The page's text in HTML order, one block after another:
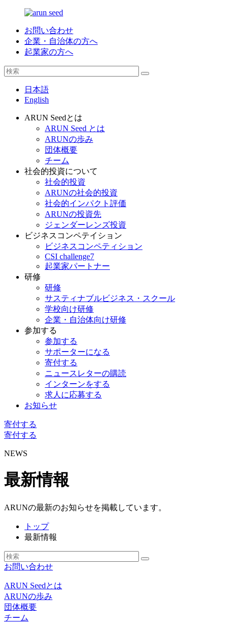
お問い合わせ
企業・自治体の方へ
起業家の方へ
日本語
English
ARUN Seedとは
ARUN Seed とは
ARUNの歩み
団体概要
チーム
社会的投資について
社会的投資
ARUNの社会的投資
社会的インパクト評価
ARUNの投資先
ジェンダーレンズ投資
ビジネスコンペテイション
ビジネスコンペティション
CSI challenge7
起業家パートナー
研修
研修
サスティナブルビジネス・スクール
学校向け研修
企業・自治体向け研修
参加する
参加する
サポーターになる
寄付する
ニュースレターの購読
インターンをする
求人に応募する
お知らせ
寄付する
寄付する
NEWS
最新情報
ARUNの最新のお知らせを掲載しています。
トップ
最新情報
お問い合わせ
ARUN Seedとは
ARUNの歩み
団体概要
チーム